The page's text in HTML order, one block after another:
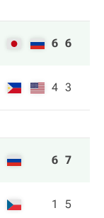
6 6
4 3
6 7
1 5